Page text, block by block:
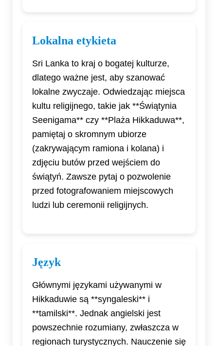
Lokalna etykieta
Sri Lanka to kraj o bogatej kulturze,
dlatego ważne jest, aby szanować
lokalne zwyczaje. Odwiedzając miejsca
kultu religijnego, takie jak **Świątynia
Seenigama** czy **Plaża Hikkaduwa**,
pamiętaj o skromnym ubiorze
(zakrywającym ramiona i kolana) i
zdjęciu butów przed wejściem do
świątyń. Zawsze pytaj o pozwolenie
przed fotografowaniem miejscowych
ludzi lub ceremonii religijnych.
Język
Głównymi językami używanymi w
Hikkaduwie są **syngaleski** i
**tamilski**. Jednak angielski jest
powszechnie rozumiany, zwłaszcza w
regionach turystycznych. Nauczenie się